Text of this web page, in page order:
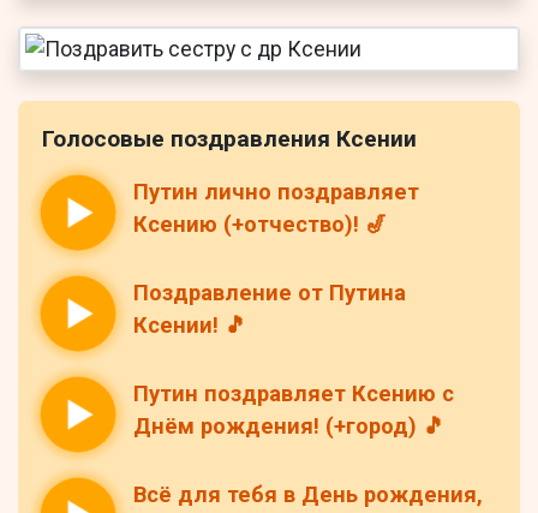
Голосовые поздравления Ксении
Путин лично поздравляет
Ксению (+отчество)! 🎷
Поздравление от Путина
Ксении! 🎵
Путин поздравляет Ксению с
Днём рождения! (+город) 🎵
Всё для тебя в День рождения,